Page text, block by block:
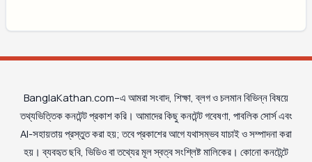
BanglaKathan.com–এ আমরা সংবাদ, শিক্ষা, ব্লগ ও চলমান বিভিন্ন বিষয়ে
তথ্যভিত্তিক কনটেন্ট প্রকাশ করি। আমাদের কিছু কনটেন্ট গবেষণা, পাবলিক সোর্স এবং
AI-সহায়তায় প্রস্তুত করা হয়; তবে প্রকাশের আগে যথাসম্ভব যাচাই ও সম্পাদনা করা
হয়। ব্যবহৃত ছবি, ভিডিও বা তথ্যের মূল স্বত্ব সংশ্লিষ্ট মালিকের। কোনো কনটেন্টে